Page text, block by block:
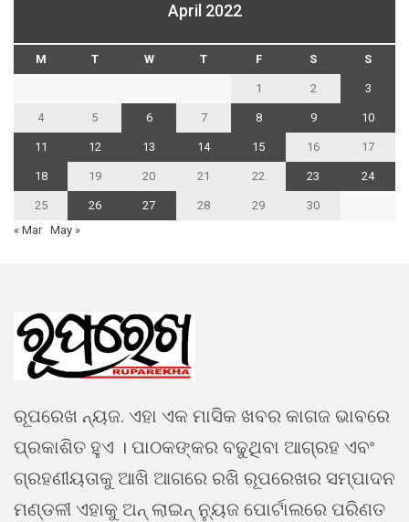
April 2022
M T W T F S S
1 2 3
4 5 6 7 8 9 10
11 12 13 14 15 16 17
18 19 20 21 22 23 24
25 26 27 28 29
30
« Mar May »
ରୂପରେଖ ନ୍ୟଜ. ଏହା ଏକ ମାସିକ ଖବର କାଗଜ ଭାବରେ
ପ୍ରକାଶିତ ହୁଏ । ପାଠକଙ୍କର ବଢୁଥିବା ଆଗ୍ରହ ଏବଂ
ଗ୍ରହଣୀୟତାକୁ ଆଖି ଆଗରେ ରଖି ରୂପରେଖର ସମ୍ପାଦନ
ମଣ୍ଡଳୀ ଏହାକୁ ଅନ୍ ଲାଇନ୍ ନ୍ୟୁଜ ପୋର୍ଟାଲରେ ପରିଣତ